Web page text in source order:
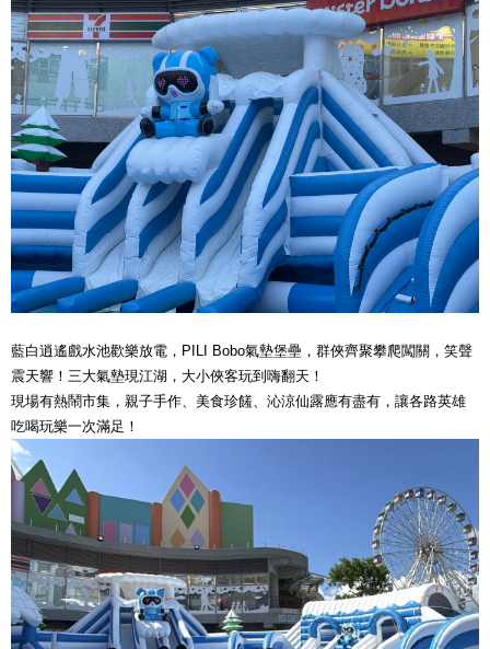
藍白逍遙戲水池歡樂放電，PILI Bobo氣墊堡壘，群俠齊聚攀爬闖關，笑聲
震天響！三大氣墊現江湖，大小俠客玩到嗨翻天！
現場有熱鬧市集，親子手作、美食珍饈、沁涼仙露應有盡有，讓各路英雄
吃喝玩樂一次滿足！